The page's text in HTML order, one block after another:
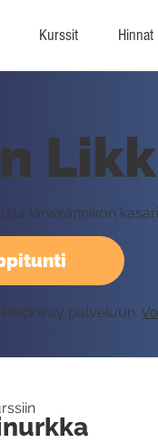
Kurssit Hinnat
länsirannikon
palveluun.